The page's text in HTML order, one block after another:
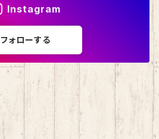
Instagram
フォローする